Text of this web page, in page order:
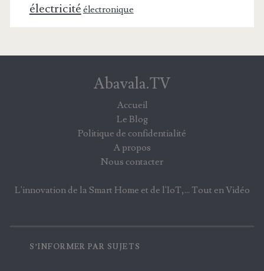
électricité électronique
Abavala.TV
Accueil
Le Blog
Politique de confidentialité
A propos
Nous contacter
L'innovation de la Smart Home et de l'IoT,... Tout en Vidéo
S’INFORMER PAR SUJETS